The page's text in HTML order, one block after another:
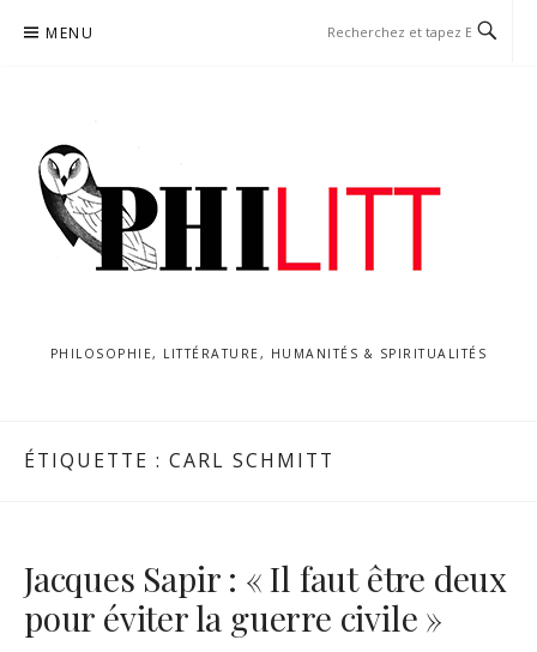
MENU
PHILOSOPHIE, LITTÉRATURE, HUMANITÉS & SPIRITUALITÉS
ÉTIQUETTE : CARL SCHMITT
Jacques Sapir : « Il faut être deux
pour éviter la guerre civile »